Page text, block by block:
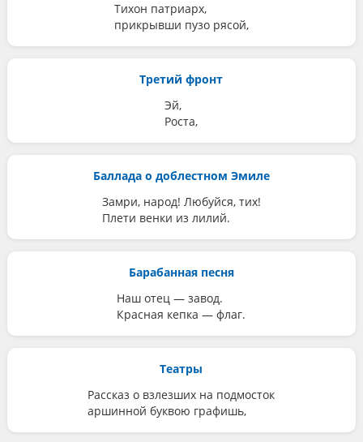
Тихон патриарх,
прикрывши пузо рясой,
Третий фронт
Эй,
Роста,
Баллада о доблестном Эмиле
Замри, народ! Любуйся, тих!
Плети венки из лилий.
Барабанная песня
Наш отец — завод.
Красная кепка — флаг.
Театры
Рассказ о взлезших на подмосток
аршинной буквою графишь,